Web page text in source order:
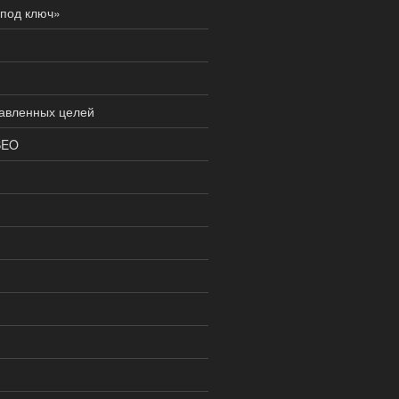
ключ»
целей